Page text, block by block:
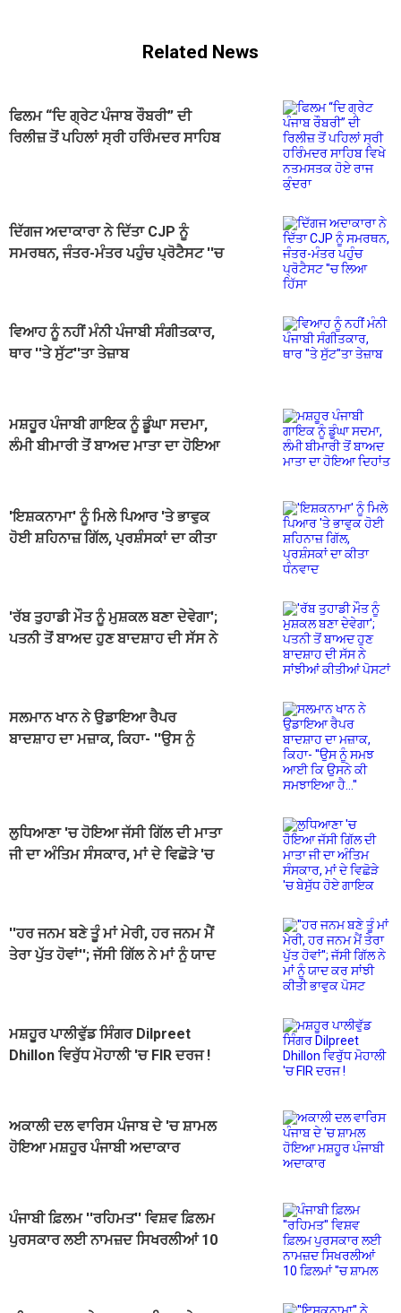
Related News
ਫਿਲਮ “ਦਿ ਗ੍ਰੇਟ ਪੰਜਾਬ ਰੌਬਰੀ” ਦੀ
ਰਿਲੀਜ਼ ਤੋਂ ਪਹਿਲਾਂ ਸ੍ਰੀ ਹਰਿੰਮਦਰ ਸਾਹਿਬ
ਦਿੱਗਜ ਅਦਾਕਾਰਾ ਨੇ ਦਿੱਤਾ CJP ਨੂੰ
ਸਮਰਥਨ, ਜੰਤਰ-ਮੰਤਰ ਪਹੁੰਚ ਪ੍ਰੋਟੈਸਟ ''ਚ
ਵਿਆਹ ਨੂੰ ਨਹੀਂ ਮੰਨੀ ਪੰਜਾਬੀ ਸੰਗੀਤਕਾਰ,
ਥਾਰ ''ਤੇ ਸੁੱਟ''ਤਾ ਤੇਜ਼ਾਬ
ਮਸ਼ਹੂਰ ਪੰਜਾਬੀ ਗਾਇਕ ਨੂੰ ਡੂੰਘਾ ਸਦਮਾ,
ਲੰਮੀ ਬੀਮਾਰੀ ਤੋਂ ਬਾਅਦ ਮਾਤਾ ਦਾ ਹੋਇਆ
'ਇਸ਼ਕਨਾਮਾ' ਨੂੰ ਮਿਲੇ ਪਿਆਰ 'ਤੇ ਭਾਵੁਕ
ਹੋਈ ਸ਼ਹਿਨਾਜ਼ ਗਿੱਲ, ਪ੍ਰਸ਼ੰਸਕਾਂ ਦਾ ਕੀਤਾ
'ਰੱਬ ਤੁਹਾਡੀ ਮੌਤ ਨੂੰ ਮੁਸ਼ਕਲ ਬਣਾ ਦੇਵੇਗਾ';
ਪਤਨੀ ਤੋਂ ਬਾਅਦ ਹੁਣ ਬਾਦਸ਼ਾਹ ਦੀ ਸੱਸ ਨੇ
ਸਲਮਾਨ ਖਾਨ ਨੇ ਉਡਾਇਆ ਰੈਪਰ
ਬਾਦਸ਼ਾਹ ਦਾ ਮਜ਼ਾਕ, ਕਿਹਾ- ''ਉਸ ਨੂੰ
ਲੁਧਿਆਣਾ 'ਚ ਹੋਇਆ ਜੱਸੀ ਗਿੱਲ ਦੀ ਮਾਤਾ
ਜੀ ਦਾ ਅੰਤਿਮ ਸੰਸਕਾਰ, ਮਾਂ ਦੇ ਵਿਛੋੜੇ 'ਚ
''ਹਰ ਜਨਮ ਬਣੇ ਤੂੰ ਮਾਂ ਮੇਰੀ, ਹਰ ਜਨਮ ਮੈਂ
ਤੇਰਾ ਪੁੱਤ ਹੋਵਾਂ''; ਜੱਸੀ ਗਿੱਲ ਨੇ ਮਾਂ ਨੂੰ ਯਾਦ
ਮਸ਼ਹੂਰ ਪਾਲੀਵੁੱਡ ਸਿੰਗਰ Dilpreet
Dhillon ਵਿਰੁੱਧ ਮੋਹਾਲੀ 'ਚ FIR ਦਰਜ !
ਅਕਾਲੀ ਦਲ ਵਾਰਿਸ ਪੰਜਾਬ ਦੇ 'ਚ ਸ਼ਾਮਲ
ਹੋਇਆ ਮਸ਼ਹੂਰ ਪੰਜਾਬੀ ਅਦਾਕਾਰ
ਪੰਜਾਬੀ ਫ਼ਿਲਮ ''ਰਹਿਮਤ'' ਵਿਸ਼ਵ ਫ਼ਿਲਮ
ਪੁਰਸਕਾਰ ਲਈ ਨਾਮਜ਼ਦ ਸਿਖਰਲੀਆਂ 10